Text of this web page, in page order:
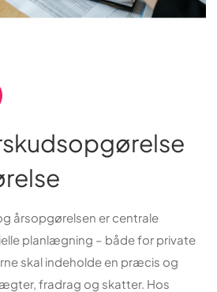
årsopgørelsen er centrale
planlægning – både for private
skal indeholde en præcis og
fradrag og skatter. Hos